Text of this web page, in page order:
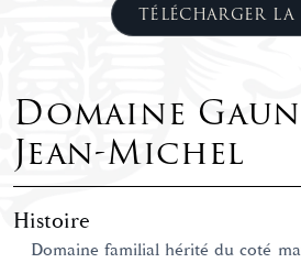
TÉLÉCHARGER LA
Domaine
Jean-Michel
Histoire
Domaine familial hérité du coté